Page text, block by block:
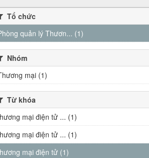
Tổ chức
quản lý Thươn... (1)
Nhóm
mại (1)
Từ khóa
mại điện tử ... (1)
mại điện tử ... (1)
mại điện tử (1)